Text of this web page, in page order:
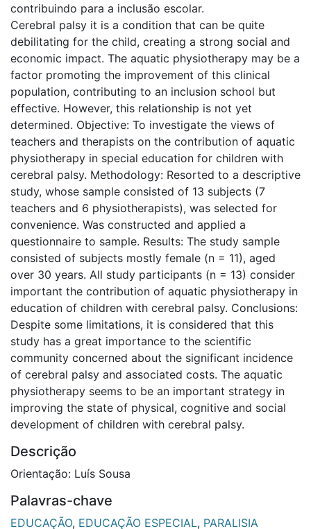
contribuindo para a inclusão escolar.
Cerebral palsy it is a condition that can be quite
debilitating for the child, creating a strong social and
economic impact. The aquatic physiotherapy may be a
factor promoting the improvement of this clinical
population, contributing to an inclusion school but
effective. However, this relationship is not yet
determined. Objective: To investigate the views of
teachers and therapists on the contribution of aquatic
physiotherapy in special education for children with
cerebral palsy. Methodology: Resorted to a descriptive
study, whose sample consisted of 13 subjects (7
teachers and 6 physiotherapists), was selected for
convenience. Was constructed and applied a
questionnaire to sample. Results: The study sample
consisted of subjects mostly female (n = 11), aged
over 30 years. All study participants (n = 13) consider
important the contribution of aquatic physiotherapy in
education of children with cerebral palsy. Conclusions:
Despite some limitations, it is considered that this
study has a great importance to the scientific
community concerned about the significant incidence
of cerebral palsy and associated costs. The aquatic
physiotherapy seems to be an important strategy in
improving the state of physical, cognitive and social
development of children with cerebral palsy.
Descrição
Orientação: Luís Sousa
Palavras-chave
EDUCAÇÃO, EDUCAÇÃO ESPECIAL, PARALISIA